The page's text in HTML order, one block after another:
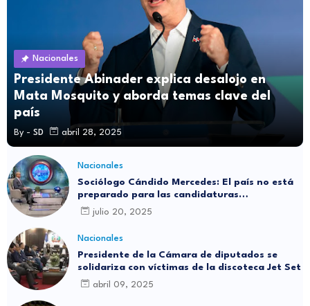
Nacionales
Presidente Abinader explica desalojo en
Mata Mosquito y aborda temas clave del
país
By - SD abril 28, 2025
Nacionales
Sociólogo Cándido Mercedes: El país no está
preparado para las candidaturas
independientes
julio 20, 2025
Nacionales
Presidente de la Cámara de diputados se
solidariza con víctimas de la discoteca Jet Set
abril 09, 2025